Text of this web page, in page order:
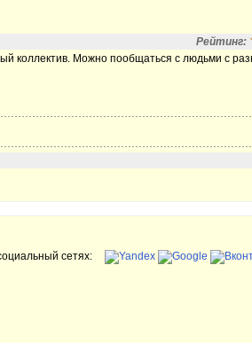
Рейтинг:
коллектив. Можно пообщаться с людьми с
сетях: